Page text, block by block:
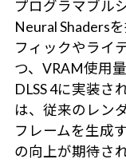
プログラマブル
Neural Shaders
フィックやライ
つ、VRAM使用
DLSS 4に実装さ
は、従来のレン
フレームを生成
の向上が期待され